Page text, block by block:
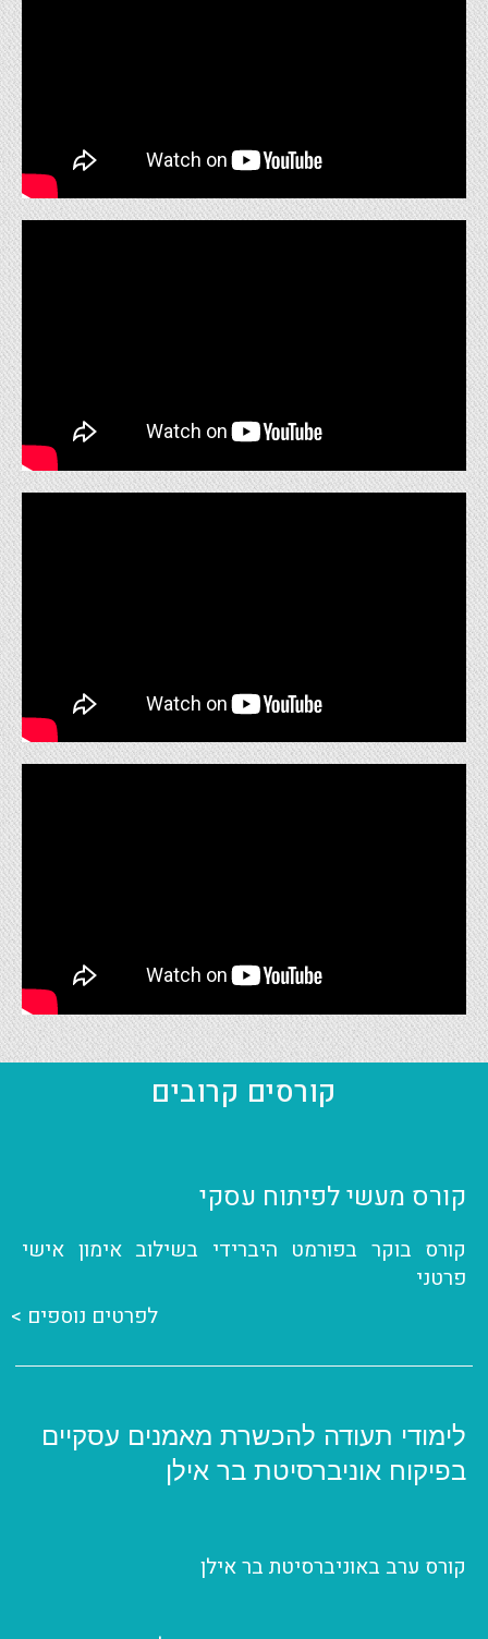
קורסים קרובים
קורס מעשי לפיתוח עסקי
קורס בוקר בפורמט היברידי בשילוב אימון אישי
פרטני
לפרטים נוספים >
לימודי תעודה להכשרת מאמנים עסקיים
בפיקוח אוניברסיטת בר אילן
קורס ערב באוניברסיטת בר אילן